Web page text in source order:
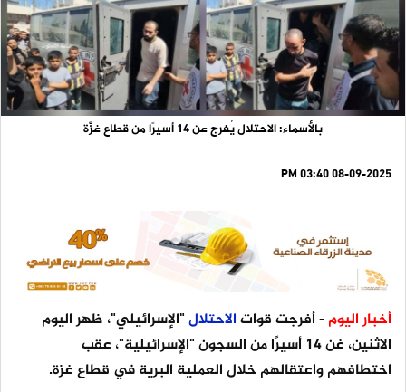
بالأسماء: الاحتلال يُفرج عن 14 أسيرًا من قطاع غزَّة
08-09-2025 03:40 PM
أخبار اليوم- أفرجت قواتالاحتلال"الإسرائيلي"، ظهر اليوم
الاثنين، غن 14 أسيرًا من السجون "الإسرائيلية"، عقب
اختطافهم واعتقالهم خلال العملية البرية في قطاع غزة.